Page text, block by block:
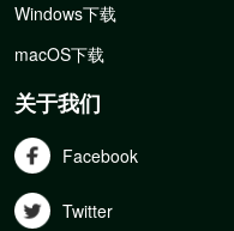
Windows下载
macOS下载
关于我们
Facebook
Twitter